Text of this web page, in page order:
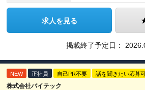
求人を見る
掲載終了予定日：
NEW 正社員 自己PR不要 話を聞きたい応募
株式会社バイテック